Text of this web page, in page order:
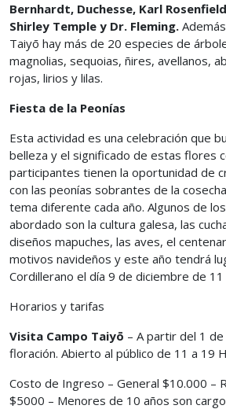
Bernhardt, Duchesse, Karl
Shirley Temple y Dr. Fleming.
Taiyō hay más de 20 especies de
magnolias, sequoias, ñires, avellanos,
rojas, lirios y lilas.
Fiesta de la Peonías
Esta actividad es una celebración que
belleza y el significado de estas flores
participantes tienen la oportunidad de
con las peonías sobrantes de la
tema diferente cada año. Algunos de
abordado son la cultura galesa, las
diseños mapuches, las aves, el
motivos navideños y este año tendrá
Cordillerano el día 9 de diciembre de
Horarios y tarifas
Visita Campo Taiyō – A partir del 1
floración. Abierto al público de 11 a 19
Costo de Ingreso – General $10.000 –
$5000 – Menores de 10 años son cargo